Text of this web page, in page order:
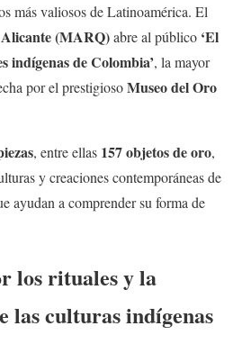
más valiosos de Latinoamérica. El
(MARQ)abre al público ‘El
indígenas de Colombia’, la mayor
por el prestigiosoMuseo del Oro
, entre ellas 157 objetos de oro,
y creaciones contemporáneas de
ayudan a comprender su forma de
los rituales y la
las culturas indígenas